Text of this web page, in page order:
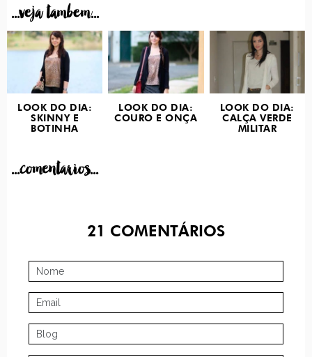
...veja tambem...
LOOK DO DIA:
SKINNY E
BOTINHA
LOOK DO DIA:
COURO E ONÇA
LOOK DO DIA:
CALÇA VERDE
MILITAR
...comentarios...
21 COMENTÁRIOS